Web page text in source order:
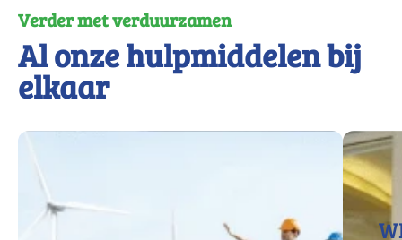
Verder met verduurzamen
Al onze hulpmiddelen bij
elkaar